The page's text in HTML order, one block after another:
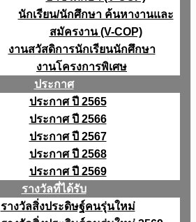
นักเรียน/นักศึกษา ค้นหางานและ
สมัครงาน (V-COP)
งานสวัสดิการนักเรียนนักศึกษา
งานโครงการพิเศษ
ประกาศ
ประกาศ ปี 2565
ประกาศ ปี 2566
ประกาศ ปี 2567
ประกาศ ปี 2568
ประกาศ ปี 2569
รางวัลที่ได้รับ
รางวัลสิ่งประดิษฐ์คนรุ่นใหม่